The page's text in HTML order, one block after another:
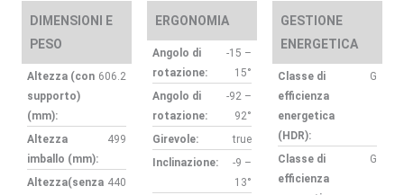
DIMENSIONI E
PESO
Altezza (con
supporto)
(mm):
606.2
Altezza
imballo (mm):
499
Altezza(senza 440
ERGONOMIA
Angolo di
rotazione:
-15 –
15°
Angolo di
rotazione:
-92 –
92°
Girevole:
true
Inclinazione:
-9 –
13°
GESTIONE
ENERGETICA
Classe di
efficienza
energetica
(HDR):
G
Classe di
efficienza
G